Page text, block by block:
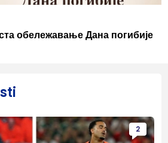
обележавање Дана погибије
2